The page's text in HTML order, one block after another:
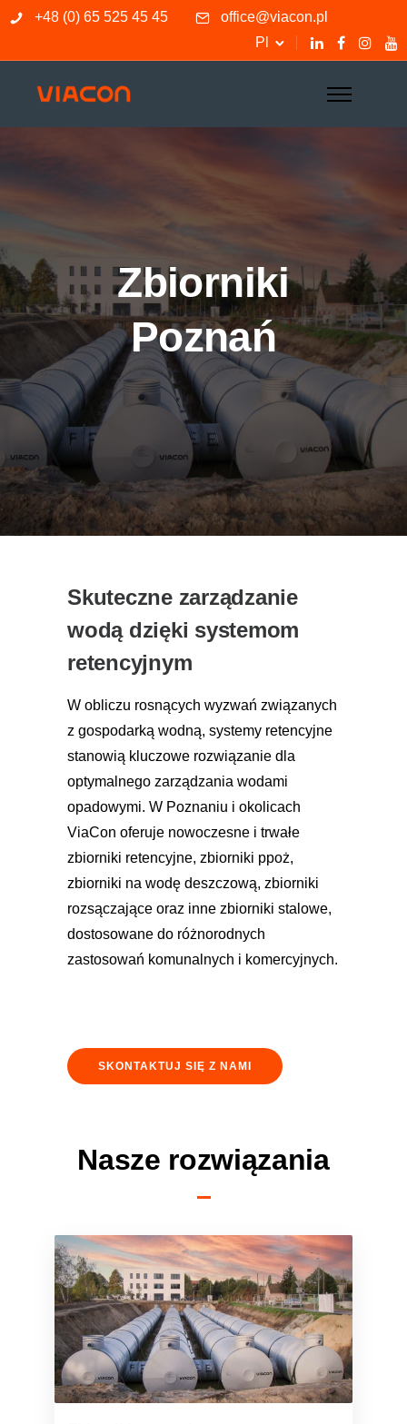
+48 (0) 65 525 45 45
office@viacon.pl
Pl
Zbiorniki
Poznań
Skuteczne zarządzanie
wodą dzięki systemom
retencyjnym
W obliczu rosnących wyzwań związanych
z gospodarką wodną, systemy retencyjne
stanowią kluczowe rozwiązanie dla
optymalnego zarządzania wodami
opadowymi. W Poznaniu i okolicach
ViaCon oferuje nowoczesne i trwałe
zbiorniki retencyjne, zbiorniki ppoż,
zbiorniki na wodę deszczową, zbiorniki
rozsączające oraz inne zbiorniki stalowe,
dostosowane do różnorodnych
zastosowań komunalnych i komercyjnych.
SKONTAKTUJ SIĘ Z NAMI
Nasze rozwiązania